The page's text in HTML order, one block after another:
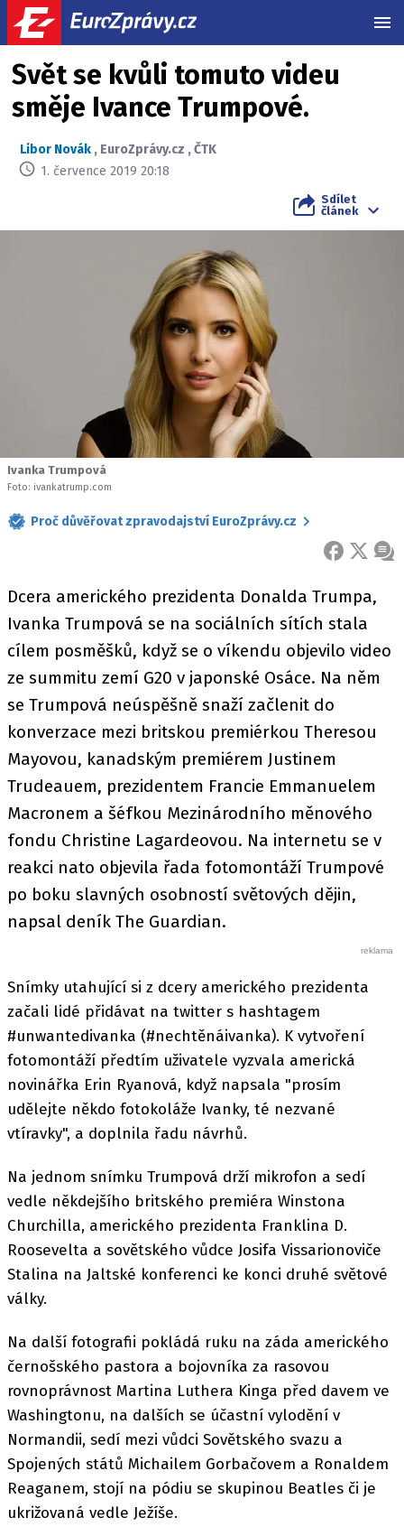
Svět se kvůli tomuto videu
směje Ivance Trumpové.
Libor Novák , EuroZprávy.cz ,ČTK
1. července 2019 20:18
Sdílet
článek
Ivanka Trumpová
Foto: ivankatrump.com
Proč důvěřovat zpravodajství EuroZprávy.cz
FACEBOOK
X
Dcera amerického prezidenta Donalda Trumpa,
Ivanka Trumpová se na sociálních sítích stala
cílem posměšků, když se o víkendu objevilo video
ze summitu zemí G20 v japonské Osáce. Na něm
se Trumpová neúspěšně snaží začlenit do
konverzace mezi britskou premiérkou Theresou
Mayovou, kanadským premiérem Justinem
Trudeauem, prezidentem Francie Emmanuelem
Macronem a šéfkou Mezinárodního měnového
fondu Christine Lagardeovou. Na internetu se v
reakci nato objevila řada fotomontáží Trumpové
po boku slavných osobností světových dějin,
napsal deník The Guardian.
Snímky utahující si z dcery amerického prezidenta
začali lidé přidávat na twitter s hashtagem
#unwantedivanka (#nechtěnáivanka). K vytvoření
fotomontáží předtím uživatele vyzvala americká
novinářka Erin Ryanová, když napsala "prosím
udělejte někdo fotokoláže Ivanky, té nezvané
vtíravky", a doplnila řadu návrhů.
Na jednom snímku Trumpová drží mikrofon a sedí
vedle někdejšího britského premiéra Winstona
Churchilla, amerického prezidenta Franklina D.
Roosevelta a sovětského vůdce Josifa Vissarionoviče
Stalina na Jaltské konferenci ke konci druhé světové
války.
Na další fotografii pokládá ruku na záda amerického
černošského pastora a bojovníka za rasovou
rovnoprávnost Martina Luthera Kinga před davem ve
Washingtonu, na dalších se účastní vylodění v
Normandii, sedí mezi vůdci Sovětského svazu a
Spojených států Michailem Gorbačovem a Ronaldem
Reaganem, stojí na pódiu se skupinou Beatles či je
ukrižovaná vedle Ježíše.